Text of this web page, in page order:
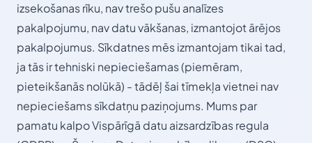
izsekošanas rīku, nav trešo pušu analīzes
pakalpojumu, nav datu vākšanas, izmantojot ārējos
pakalpojumus. Sīkdatnes mēs izmantojam tikai tad,
ja tās ir tehniski nepieciešamas (piemēram,
pieteikšanās nolūkā) - tādēļ šai tīmekļa vietnei nav
nepieciešams sīkdatņu paziņojums. Mums par
pamatu kalpo Vispārīgā datu aizsardzības regula